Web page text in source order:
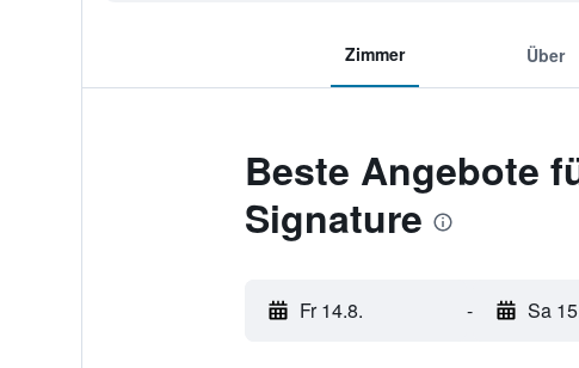
Zimmer Über
Beste Angebote
Signature
Fr 14.8. - Sa